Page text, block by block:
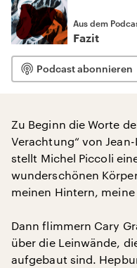
Aus dem
Fazit
Podcast abonnieren
Zu Beginn die Worte
Verachtung“ von
stellt Michel Piccoli
wunderschönen
meinen Hintern, meine
Dann flimmern Cary
über die Leinwände,
aufgebaut sind.